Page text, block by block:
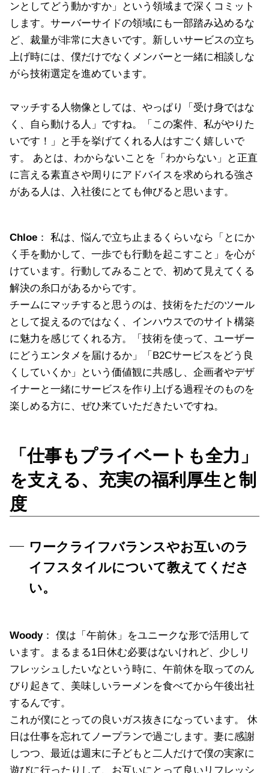
ンとしてどう動かすか」という領域まで深くコミット
します。サーバーサイドの領域にも一部踏み込めるな
ど、裁量が非常に大きいです。新しいサービスの立ち
上げ時には、僕だけでなくメンバーと一緒に相談しな
がら技術選定を進めています。
マッチする人物像としては、やっぱり「受け身ではな
く、自ら動ける人」ですね。「この案件、私がやりた
いです！」と手を挙げてくれる人はすごく嬉しいで
す。 あとは、わからないことを「わからない」と正直
に言える素直さや周りにアドバイスを求められる強さ
がある人は、入社後にとても伸びると思います。
Chloe ： 私は、悩んで立ち止まるくらいなら「とにか
く手を動かして、一歩でも行動を起こすこと」を心が
けています。行動してみることで、初めて見えてくる
解決の糸口があるからです。
チームにマッチすると思うのは、技術をただのツール
として捉えるのではなく、インハウスでのサイト構築
に魅力を感じてくれる方。「技術を使って、ユーザー
にどうエンタメを届けるか」「B2Cサービスをどう良
くしていくか」という価値観に共感し、企画者やデザ
イナーと一緒にサービスを作り上げる過程そのものを
楽しめる方に、ぜひ来ていただきたいですね。
「仕事もプライベートも全力」
を支える、充実の福利厚生と制
度
ワークライフバランスやお互いのラ
イフスタイルについて教えてくださ
い。
Woody： 僕は「午前休」をユニークな形で活用して
います。まるまる1日休む必要はないけれど、少しリ
フレッシュしたいなという時に、午前休を取ってのん
びり起きて、美味しいラーメンを食べてから午後出社
するんです。
これが僕にとっての良いガス抜きになっています。 休
日は仕事を忘れてノープランで過ごします。妻に感謝
しつつ、最近は週末に子どもと二人だけで僕の実家に
遊びに行ったりして、お互いにとって良いリフレッシ